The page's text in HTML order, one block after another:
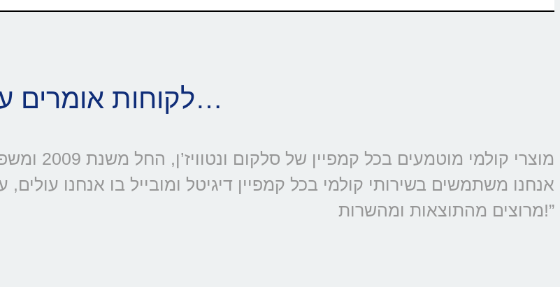
לקוחות אומרים עלינו…
אנחנו משתמשים בשירותי קולמי בכל קמפיין דיגיטל ומובייל בו אנחנו
מרוצים מהתוצאות ומהשרות!”